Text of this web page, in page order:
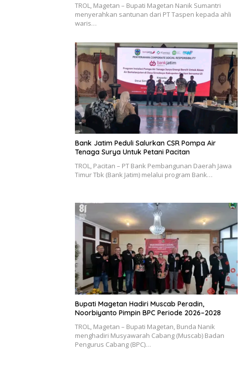
TROL, Magetan – Bupati Magetan Nanik Sumantri
menyerahkan santunan dari PT Taspen kepada ahli
waris…
Bank Jatim Peduli Salurkan CSR Pompa Air
Tenaga Surya Untuk Petani Pacitan
TROL, Pacitan – PT Bank Pembangunan Daerah Jawa
Timur Tbk (Bank Jatim) melalui program Bank…
Bupati Magetan Hadiri Muscab Peradin,
Noorbiyanto Pimpin BPC Periode 2026–2028
TROL, Magetan – Bupati Magetan, Bunda Nanik
menghadiri Musyawarah Cabang (Muscab) Badan
Pengurus Cabang (BPC)…